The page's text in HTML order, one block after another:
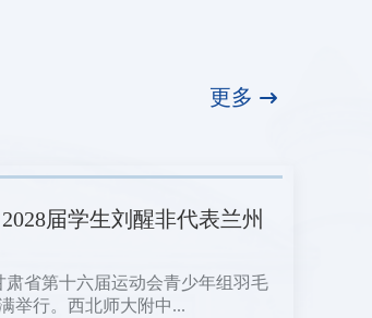
更多
届学生刘醒非代表兰州
肃省第十六届运动会青少年组羽毛
举行。西北师大附中...